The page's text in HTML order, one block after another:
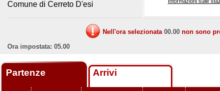
Comune di Cerreto D'esi
Nell'ora selezionata 00.00 non sono
Ora impostata: 05.00
Partenze Arrivi